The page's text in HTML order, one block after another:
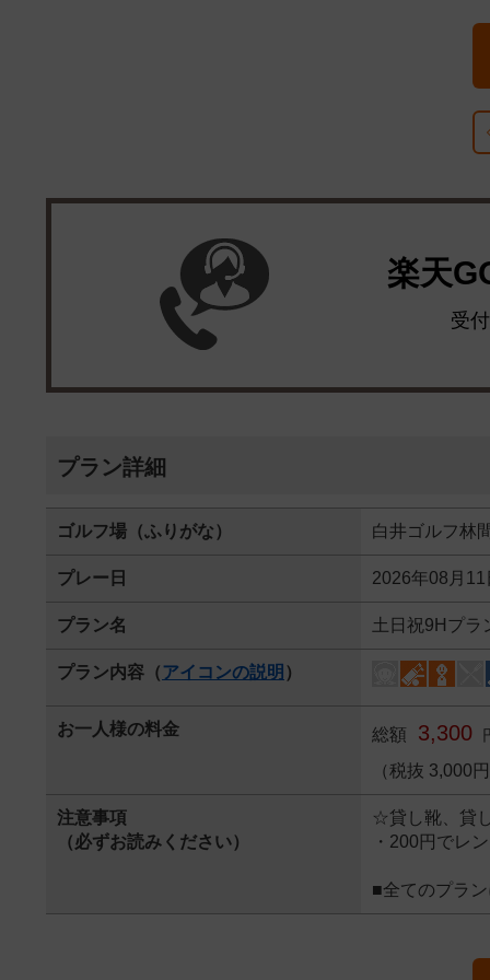
楽天
受
プラン詳細
ゴルフ場（ふりがな） 白井ゴルフ林
プレー日 2026年08月11
プラン名 土日祝9Hプラ
プラン内容（アイコンの説明 ）
お一人様の料金 総額 3,300
（税抜 3,000
注意事項
（必ずお読みください）
☆貸し靴、貸
・200円でレ
■全てのプラ